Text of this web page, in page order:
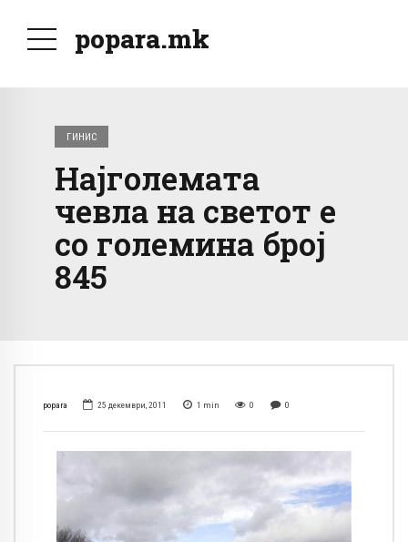
popara.mk
ГИНИС
Најголемата
чевла на светот е
со големина број
845
popara 25 декември, 2011 1 min 0 0